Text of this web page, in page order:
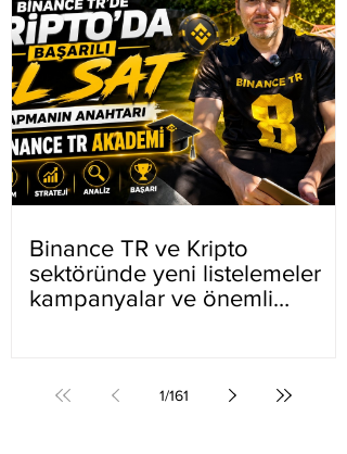
Binance TR ve Kripto
sektöründe yeni listelemeler
kampanyalar ve önemli
1/161